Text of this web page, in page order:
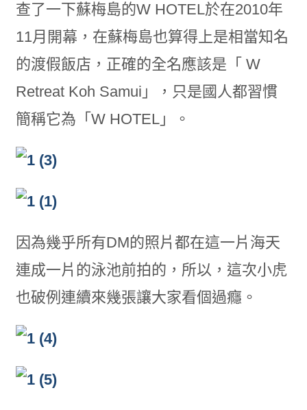
查了一下蘇梅島的W HOTEL於在2010年
11月開幕，在蘇梅島也算得上是相當知名
的渡假飯店，正確的全名應該是「 W
Retreat Koh Samui」，只是國人都習慣
簡稱它為「W HOTEL」。
因為幾乎所有DM的照片都在這一片海天
連成一片的泳池前拍的，所以，這次小虎
也破例連續來幾張讓大家看個過癮。